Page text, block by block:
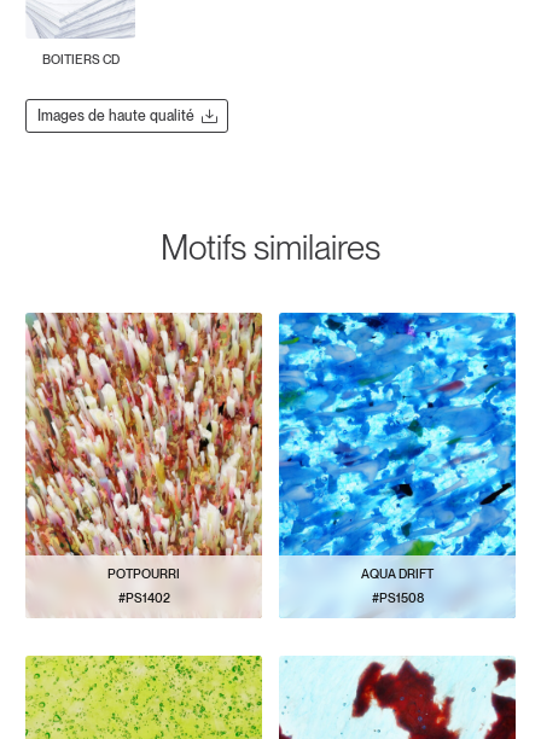
BOITIERS CD
Images de haute qualité
Motifs similaires
POTPOURRI
#PS1402
AQUA DRIFT
#PS1508